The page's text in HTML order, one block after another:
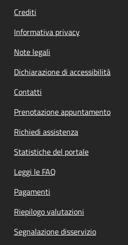
Crediti
Informativa privacy
Note legali
Dichiarazione di accessibilità
Contatti
Prenotazione appuntamento
Richiedi assistenza
Statistiche del portale
Leggi le FAQ
Pagamenti
Riepilogo valutazioni
Segnalazione disservizio